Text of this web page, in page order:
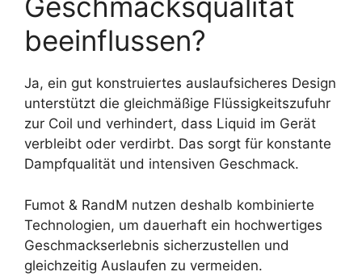
beeinflussen?
Ja, ein gut konstruiertes auslaufsicheres Design
unterstützt die gleichmäßige Flüssigkeitszufuhr
zur Coil und verhindert, dass Liquid im Gerät
verbleibt oder verdirbt. Das sorgt für konstante
Dampfqualität und intensiven Geschmack.
Fumot & RandM nutzen deshalb kombinierte
Technologien, um dauerhaft ein hochwertiges
Geschmackserlebnis sicherzustellen und
gleichzeitig Auslaufen zu vermeiden.